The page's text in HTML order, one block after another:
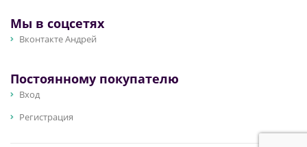
Мы в соцсетях
Вконтакте Андрей
Постоянному покупателю
Вход
Регистрация